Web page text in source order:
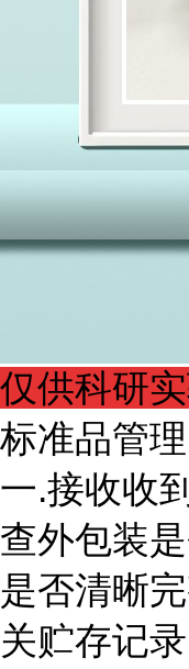
仅供科研
标准品管
一.接收收
查外包装
是否清晰
关贮存记